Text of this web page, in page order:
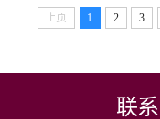
上页 1 2 3
联系